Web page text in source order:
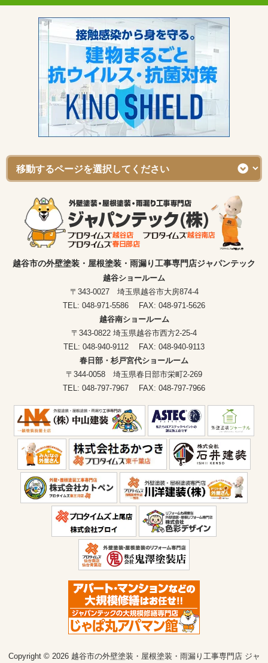
越谷市の外壁塗装・屋根塗装・雨漏り工事専門店ジャパンテック
越谷ショールーム
〒343-0027 埼玉県越谷市大房874-4
TEL: 048-971-5586 FAX: 048-971-5626
越谷南ショールーム
〒343-0822 埼玉県越谷市西方2-25-4
TEL: 048-940-9112 FAX: 048-940-9113
春日部・杉戸宮代ショールーム
〒344-0058 埼玉県春日部市栄町2-269
TEL: 048-797-7967 FAX: 048-797-7966
Copyright © 2026 越谷市の外壁塗装・屋根塗装・雨漏り工事専門店 ジャ